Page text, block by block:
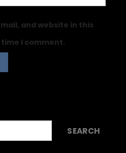
and website in this
I comment.
SEARCH